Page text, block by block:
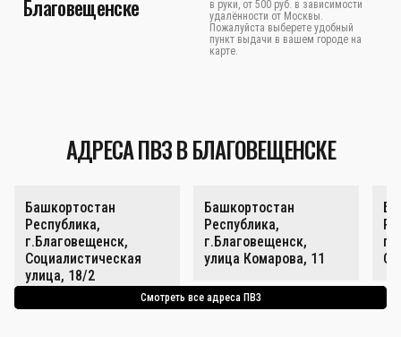
Благовещенске
в руки, от 500 руб. в зависимости
удалённости от Москвы.
Пожалуйста выберете удобный
пункт выдачи в вашем городе на
карте.
АДРЕСА ПВЗ В БЛАГОВЕЩЕНСКЕ
Башкортостан
Республика,
г.Благовещенск,
Социалистическая
улица, 18/2
Башкортостан
Республика,
г.Благовещенск,
улица Комарова, 11
Смотреть все адреса ПВЗ